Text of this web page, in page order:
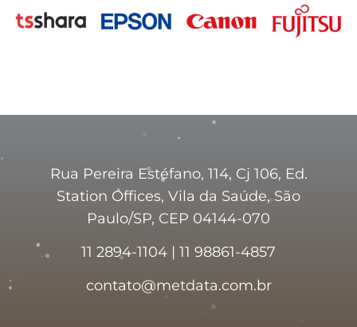
Rua Pereira Estéfano, 114, Cj 106, Ed.
Station Offices, Vila da Saúde, São
Paulo/SP, CEP 04144-070
11 2894-1104 | 11 98861-4857
contato@metdata.com.br